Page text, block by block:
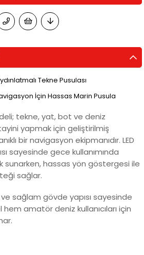
Tekne Pusulası
İçin Hassas Marin Pusula
tekne, yat, bot ve deniz
yapmak için geliştirilmiş
bir navigasyon ekipmanıdır. LED
sayesinde gece kullanımında
sunarken, hassas yön göstergesi ile
sağlar.
sağlam gövde yapısı sayesinde
amatör deniz kullanıcıları için